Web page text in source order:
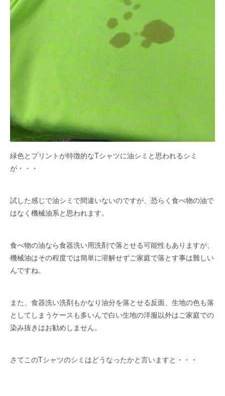
緑色とプリントが特徴的なTシャツに油シミと思われるシミ
が・・・
試した感じで油シミで間違いないのですが、恐らく食べ物の油で
はなく機械油系と思われます。
食べ物の油なら食器洗い用洗剤で落とせる可能性もありますが、
機械油はその程度では簡単に溶解せずご家庭で落とす事は難しい
んですね。
また、食器洗い洗剤もかなり油分を落とせる反面、生地の色も落
としてしまうケースも多いんで白い生地の洋服以外はご家庭での
染み抜きはお勧めしません。
さてこのTシャツのシミはどうなったかと言いますと・・・